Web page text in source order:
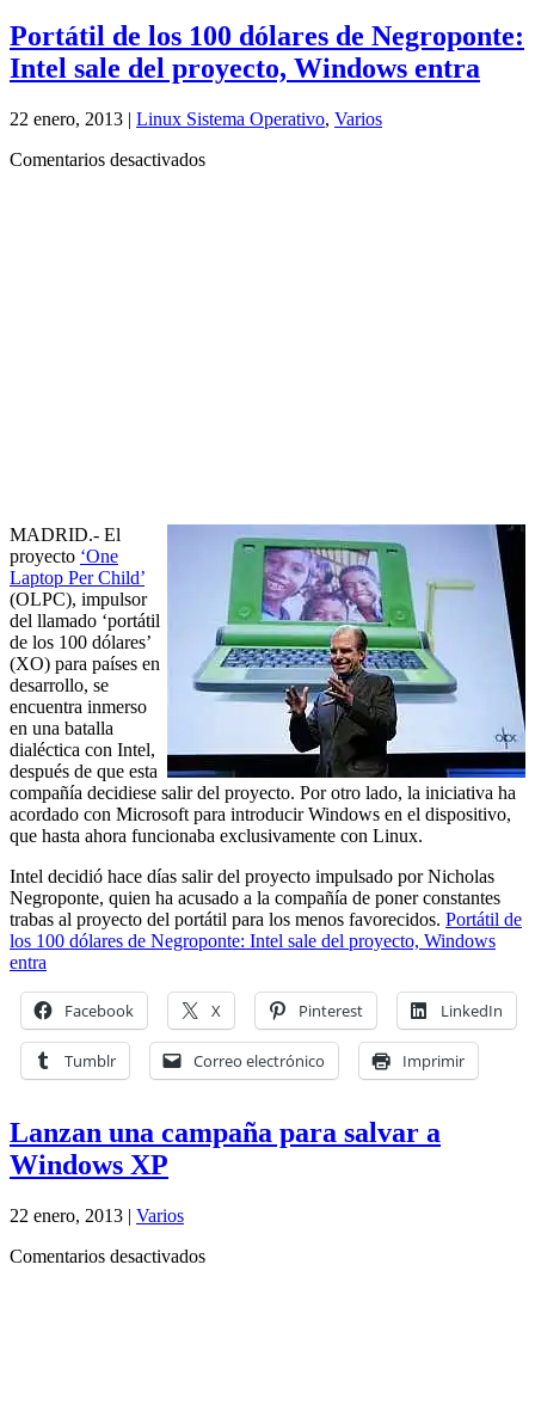
Portátil de los 100 dólares de Negroponte:
Intel sale del proyecto, Windows entra
22 enero, 2013 | Linux Sistema Operativo, Varios
Comentarios desactivadosen
MADRID.- El
proyecto ‘One
Laptop Per Child’
(OLPC), impulsor
del llamado ‘portátil
de los 100 dólares’
(XO) para países en
desarrollo, se
encuentra inmerso
en una batalla
dialéctica con Intel,
después de que esta
compañía decidiese salir del proyecto. Por otro lado, la iniciativa ha
acordado con Microsoft para introducir Windows en el dispositivo,
que hasta ahora funcionaba exclusivamente con Linux.
Intel decidió hace días salir del proyecto impulsado por Nicholas
Negroponte, quien ha acusado a la compañía de poner constantes
trabas al proyecto del portátil para los menos favorecidos. Portátil de
los 100 dólares de Negroponte: Intel sale del proyecto, Windows
entra
Facebook X Pinterest LinkedIn
Tumblr Correo electrónico Imprimir
Lanzan una campaña para salvar a
Windows XP
22 enero, 2013 | Varios
Comentarios desactivadosen